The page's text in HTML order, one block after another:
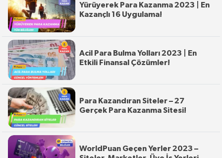
Yürüyerek Para Kazanma 2023 | En
Kazançlı 16 Uygulama!
Acil Para Bulma Yolları 2023 | En
Etkili Finansal Çözümler!
Para Kazandıran Siteler – 27
Gerçek Para Kazanma Sitesi!
WorldPuan Geçen Yerler 2023 –